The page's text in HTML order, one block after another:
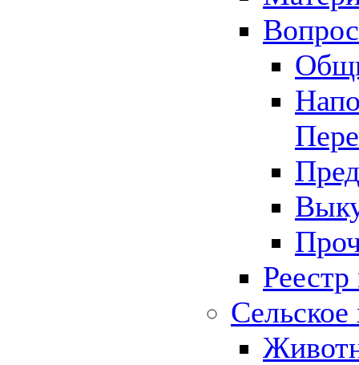
Сельское